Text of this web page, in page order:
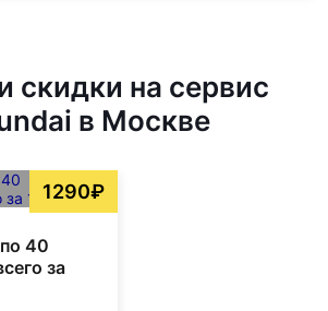
скидки на сервис
в Москве
1290₽
40
за